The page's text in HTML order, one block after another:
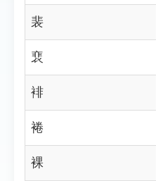
裴
裵
裶
裷
裸